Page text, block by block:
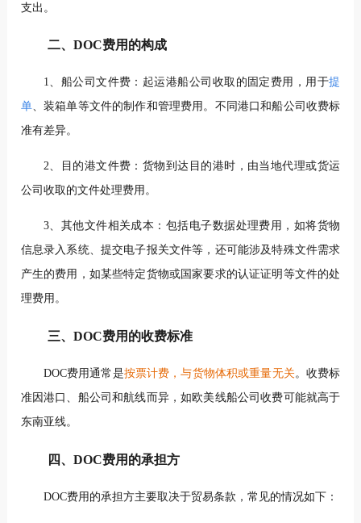
支出。
二、DOC费用的构成
1、船公司文件费：起运港船公司收取的固定费用，用于提
单、装箱单等文件的制作和管理费用。不同港口和船公司收费标
准有差异。
2、目的港文件费：货物到达目的港时，由当地代理或货运
公司收取的文件处理费用。
3、其他文件相关成本：包括电子数据处理费用，如将货物
信息录入系统、提交电子报关文件等，还可能涉及特殊文件需求
产生的费用，如某些特定货物或国家要求的认证证明等文件的处
理费用。
三、DOC费用的收费标准
DOC费用通常是按票计费，与货物体积或重量无关。收费标
准因港口、船公司和航线而异，如欧美线船公司收费可能就高于
东南亚线。
四、DOC费用的承担方
DOC费用的承担方主要取决于贸易条款，常见的情况如下：